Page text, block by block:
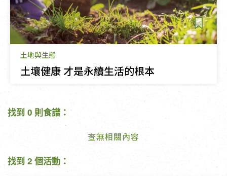
土地與生態
土壤健康 才是永續生活的根本
找到 0 則食譜：
查無相關內容
找到 2 個活動：